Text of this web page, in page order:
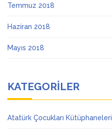
Temmuz 2018
Haziran 2018
Mayıs 2018
KATEGORILER
Atatürk Çocukları Kütüphaneleri